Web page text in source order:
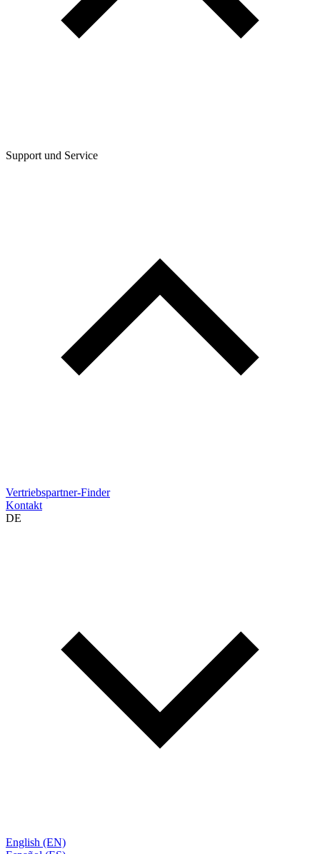
Support und Service
Vertriebspartner-Finder
Kontakt
DE
English (EN)